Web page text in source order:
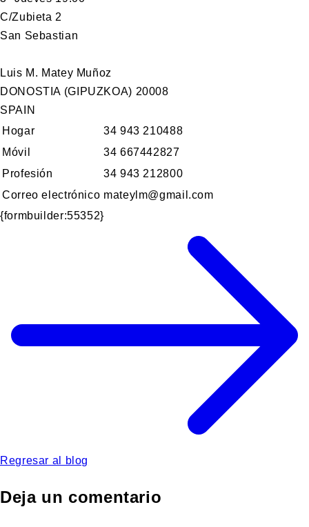
C/Zubieta 2
San Sebastian
Luis M. Matey Muñoz
DONOSTIA (GIPUZKOA) 20008
SPAIN
Hogar
34 943 210488
Móvil
34 667442827
Profesión
34 943 212800
Correo electrónico mateylm@gmail.com
{formbuilder:55352}
Regresar al blog
Deja un comentario